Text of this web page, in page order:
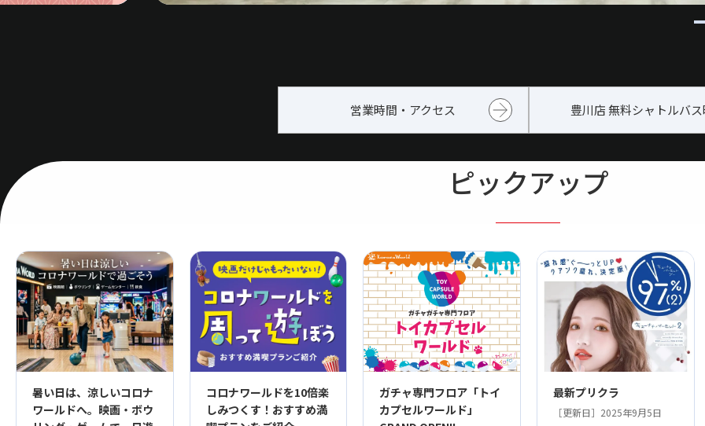
営業時間・アクセス 豊川店 無料シャトルバ
ピックアップ
暑い日は、涼しいコロナ
ワールドへ。映画・ボウ
コロナワールドを10倍楽
しみつくす！おすすめ満
ガチャ専門フロア「トイ
カプセルワールド」
最新プリクラ
［更新日］2025年9月5日